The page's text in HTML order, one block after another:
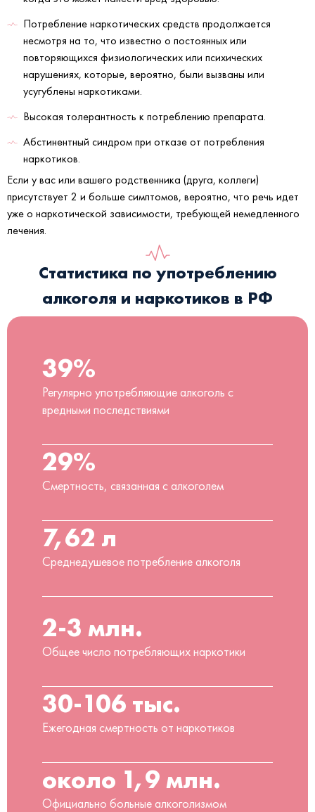
Потребление наркотических средств продолжается
несмотря на то, что известно о постоянных или
повторяющихся физиологических или психических
нарушениях, которые, вероятно, были вызваны или
усугублены наркотиками.
Высокая толерантность к потреблению препарата.
Абстинентный синдром при отказе от потребления
наркотиков.
Если у вас или вашего родственника (друга, коллеги)
присутствует 2 и больше симптомов, вероятно, что речь идет
уже о наркотической зависимости, требующей немедленного
лечения.
Статистика по употреблению
алкоголя и наркотиков в РФ
39%
Регулярно употребляющие алкоголь с
вредными последствиями
29%
Смертность, связанная с алкоголем
7,62 л
Среднедушевое потребление алкоголя
2-3 млн.
Общее число потребляющих наркотики
30-106 тыс.
Ежегодная смертность от наркотиков
около 1,9 млн.
Официально больные алкоголизмом